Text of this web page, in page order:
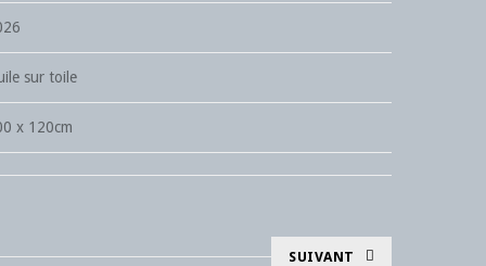
sur toile
x 120cm
SUIVANT